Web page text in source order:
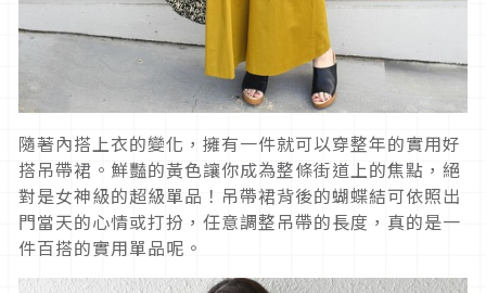
隨著內搭上衣的變化，擁有一件就可以穿整年的實用好
搭吊帶裙。鮮豔的黃色讓你成為整條街道上的焦點，絕
對是女神級的超級單品！吊帶裙背後的蝴蝶結可依照出
門當天的心情或打扮，任意調整吊帶的長度，真的是一
件百搭的實用單品呢。